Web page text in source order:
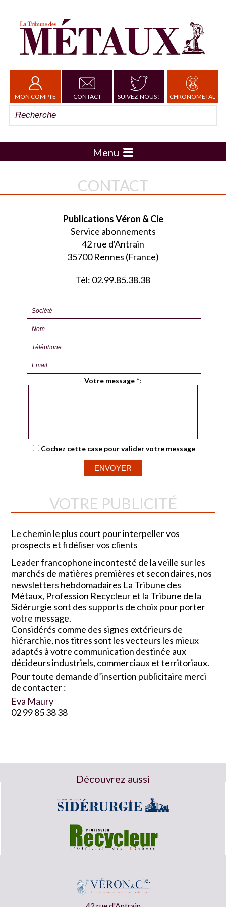
MON COMPTE CONTACT SUIVEZ-NOUS ! CHRONOMETAL
Menu
CONTACT
Publications Véron & Cie
Service abonnements
42 rue d'Antrain
35700 Rennes (France)
Tél: 02.99.85.38.38
Votre message *:
Cochez cette case pour valider votre message
VOTRE PUBLICITÉ
Le chemin le plus court pour interpeller vos
prospects et fidéliser vos clients
Leader francophone incontesté de la veille sur les
marchés de matières premières et secondaires, nos
newsletters hebdomadaires La Tribune des
Métaux, Profession Recycleur et la Tribune de la
Sidérurgie sont des supports de choix pour porter
votre message.
Considérés comme des signes extérieurs de
hiérarchie, nos titres sont les vecteurs les mieux
adaptés à votre communication destinée aux
décideurs industriels, commerciaux et territoriaux.
Pour toute demande d’insertion publicitaire merci
de contacter :
Eva Maury
02 99 85 38 38
Découvrez aussi